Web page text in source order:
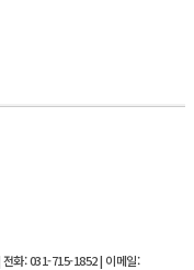
화: 031-715-1852 | 이메일: